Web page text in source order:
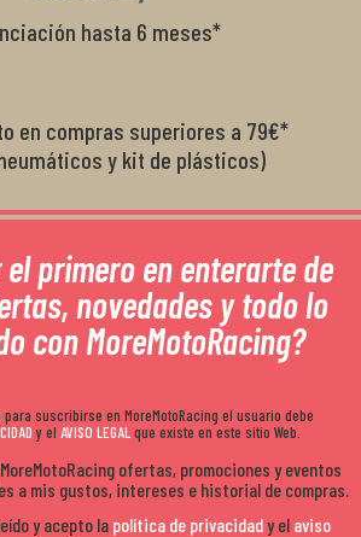
hasta 6 meses*
en compras superiores a 79€*
y kit de plásticos)
el primero en enterarte de
novedades y todo lo
con MoreMotoRacing?
suscribirse en MoreMotoRacing el usuario debe
y el AVISO LEGALque existe en este sitio Web.
ofertas, promociones y eventos
a mis gustos, intereses e historial de compras.
y acepto la política de privacidady el aviso